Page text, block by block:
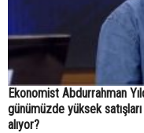
Ekonomist Abdurrahman
günümüzde yüksek
alıyor?